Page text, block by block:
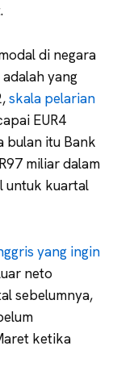
di negara
yang
skala pelarian
EUR4
bulan itu Bank
miliar dalam
untuk kuartal
yang ingin
neto
sebelumnya,
ketika